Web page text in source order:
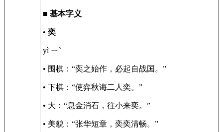
■ 基本字义
• 奕
yì ㄧˋ
• 围棋：“奕之始作，必起自战国。”
• 下棋：“使弈秋诲二人奕。”
• 大：“息金消石，往小来奕。”
• 美貌：“张华短章，奕奕清畅。”